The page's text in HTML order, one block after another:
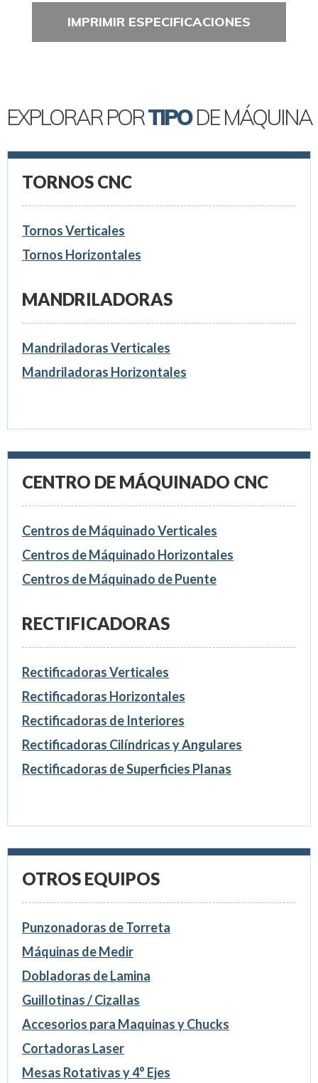
IMPRIMIR ESPECIFICACIONES
EXPLORAR PORTIPODE MÁQUINA
TORNOS CNC
Tornos Verticales
Tornos Horizontales
MANDRILADORAS
Mandriladoras Verticales
Mandriladoras Horizontales
CENTRO DE MÁQUINADO CNC
Centros de Máquinado Verticales
Centros de Máquinado Horizontales
Centros de Máquinado de Puente
RECTIFICADORAS
Rectificadoras Verticales
Rectificadoras Horizontales
Rectificadoras de Interiores
Rectificadoras Cilíndricas y Angulares
Rectificadoras de Superficies Planas
OTROS EQUIPOS
Punzonadoras de Torreta
Máquinas de Medir
Dobladoras de Lamina
Guillotinas / Cizallas
Accesorios para Maquinas y Chucks
Cortadoras Laser
Mesas Rotativas y 4° Ejes